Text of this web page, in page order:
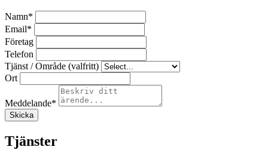
Namn*
Email*
Företag
Telefon
Tjänst / Område (valfritt)
Ort
Meddelande*
Skicka
Tjänster